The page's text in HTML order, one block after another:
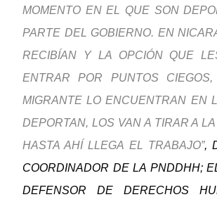
MOMENTO EN EL QUE SON
PARTE DEL GOBIERNO. EN
RECIBÍAN Y LA OPCIÓN QUE
ENTRAR POR PUNTOS
MIGRANTE LO ENCUENTRAN EN
DEPORTAN, LOS VAN A TIRAR A
HASTA AHÍ LLEGA EL TRABAJO”,
COORDINADOR DE LA PNDDHH;
DEFENSOR DE DERECHOS